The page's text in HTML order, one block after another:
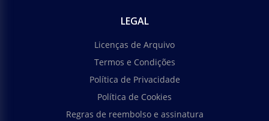
LEGAL
Licenças de Arquivo
Termos e Condições
Política de Privacidade
Política de Cookies
Regras de reembolso e assinatura